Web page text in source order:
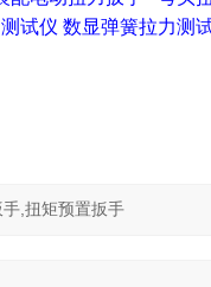
试仪 数显弹簧拉力测